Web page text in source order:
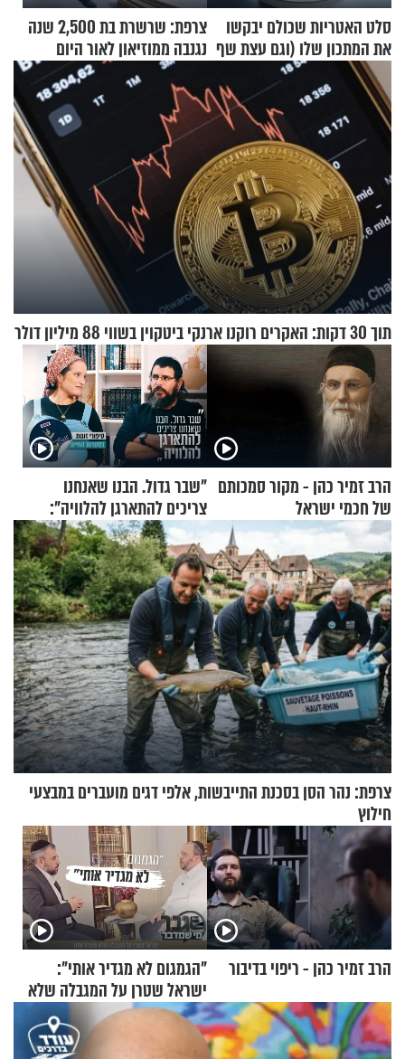
סלט האטריות שכולם יבקשו
את המתכון שלו (וגם עצת שף
להגשת הרוטב)
צרפת: שרשרת בת 2,500 שנה
נגנבה ממוזיאון לאור היום
תוך 30 דקות: האקרים רוקנו ארנקי ביטקוין בשווי 88 מיליון דולר
הרב זמיר כהן - מקור סמכותם
של חכמי ישראל
"שבר גדול. הבנו שאנחנו
צריכים להתארגן להלוויה":
זוגיות במבחן, הפעם עם מרים
וגד דנינו
צרפת: נהר הסן בסכנת התייבשות, אלפי דגים מועברים במבצעי
חילוץ
הרב זמיר כהן - ריפוי בדיבור
"הגמגום לא מגדיר אותי":
ישראל שטרן על המגבלה שלא
עוצרת אותו